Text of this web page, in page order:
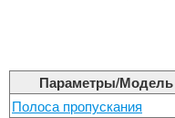
Параметры/Модель
Полоса пропускания